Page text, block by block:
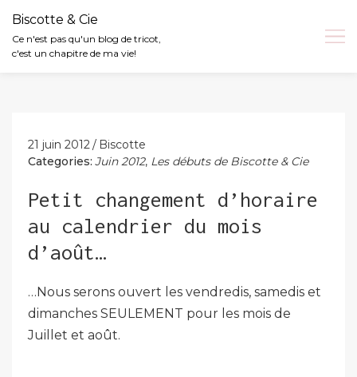
Biscotte & Cie
Ce n'est pas qu'un blog de tricot,
c'est un chapitre de ma vie!
21 juin 2012
Biscotte
Categories: Juin 2012, Les débuts de Biscotte & Cie
Petit changement d’horaire
au calendrier du mois
d’août…
…Nous serons ouvert les vendredis, samedis et
dimanches SEULEMENT pour les mois de
Juillet et août.